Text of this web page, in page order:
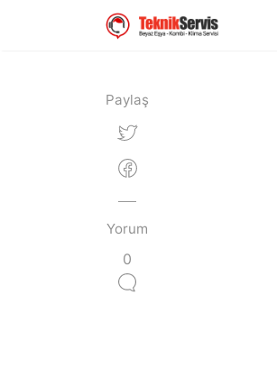
Paylaş
Yorum
0